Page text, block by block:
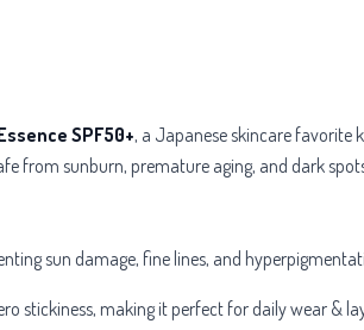
SPF50+, a Japanese skincare favorite
from sunburn, premature aging, and dark
sun damage, fine lines, and
stickiness, making it perfect for daily wear &